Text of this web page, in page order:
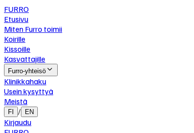
FURRO
Etusivu
Miten Furro toimii
Koirille
Kissoille
Kasvattajille
Furro-yhteisö
Klinikkahaku
Usein kysyttyä
Meistä
FI / EN
Kirjaudu